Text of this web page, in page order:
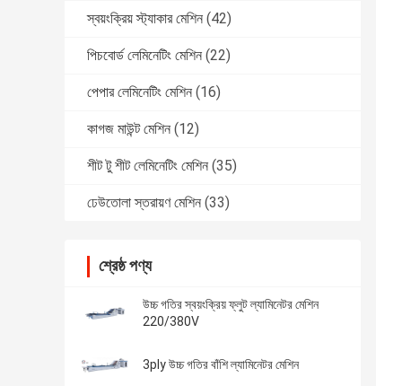
স্বয়ংক্রিয় স্ট্যাকার মেশিন (42)
পিচবোর্ড লেমিনেটিং মেশিন (22)
পেপার লেমিনেটিং মেশিন (16)
কাগজ মাউন্ট মেশিন (12)
শীট টু শীট লেমিনেটিং মেশিন (35)
ঢেউতোলা স্তরায়ণ মেশিন (33)
শ্রেষ্ঠ পণ্য
উচ্চ গতির স্বয়ংক্রিয় ফ্লুট ল্যামিনেটর মেশিন
220/380V
3ply উচ্চ গতির বাঁশি ল্যামিনেটর মেশিন